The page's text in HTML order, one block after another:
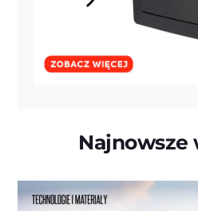
Najnowsze